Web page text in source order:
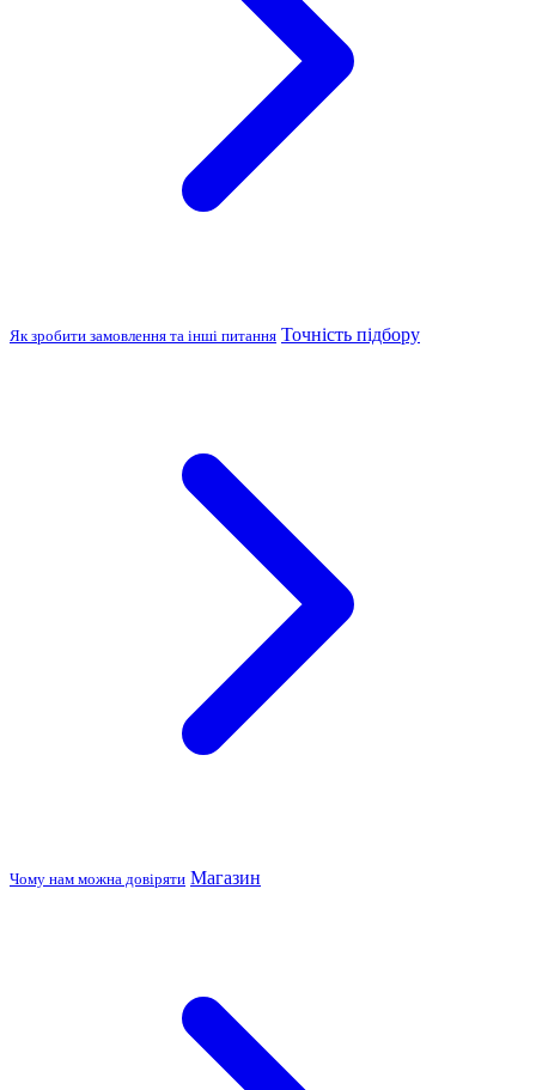
Як зробити замовлення та інші питання Точність підбору
Чому нам можна довіряти Магазин